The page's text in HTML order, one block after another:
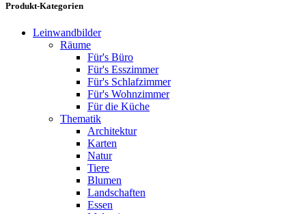
Produkt-Kategorien
Leinwandbilder
Räume
Für's Büro
Für's Esszimmer
Für's Schlafzimmer
Für's Wohnzimmer
Für die Küche
Thematik
Architektur
Karten
Natur
Tiere
Blumen
Landschaften
Essen